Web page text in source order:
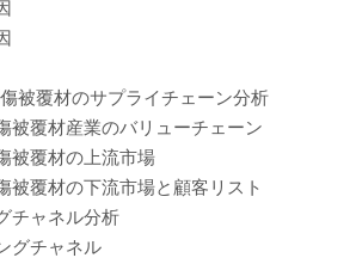
被覆材のサプライチェーン分析
被覆材産業のバリューチェーン
被覆材の上流市場
被覆材の下流市場と顧客リスト
チャネル分析
チャネル